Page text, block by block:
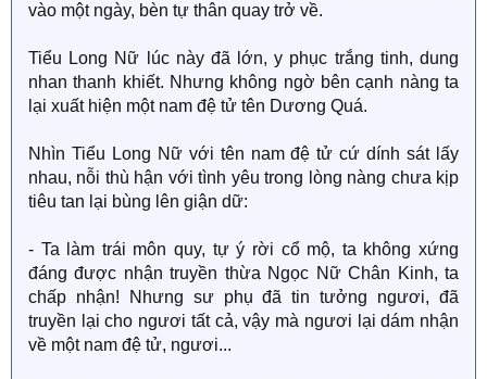
vào một ngày, bèn tự thân quay trở về.
Tiểu Long Nữ lúc này đã lớn, y phục trắng tinh, dung
nhan thanh khiết. Nhưng không ngờ bên cạnh nàng ta
lại xuất hiện một nam đệ tử tên Dương Quá.
Nhìn Tiểu Long Nữ với tên nam đệ tử cứ dính sát lấy
nhau, nỗi thù hận với tình yêu trong lòng nàng chưa kịp
tiêu tan lại bùng lên giận dữ:
- Ta làm trái môn quy, tự ý rời cổ mộ, ta không xứng
đáng được nhận truyền thừa Ngọc Nữ Chân Kinh, ta
chấp nhận! Nhưng sư phụ đã tin tưởng ngươi, đã
truyền lại cho ngươi tất cả, vậy mà ngươi lại dám nhận
về một nam đệ tử, ngươi...